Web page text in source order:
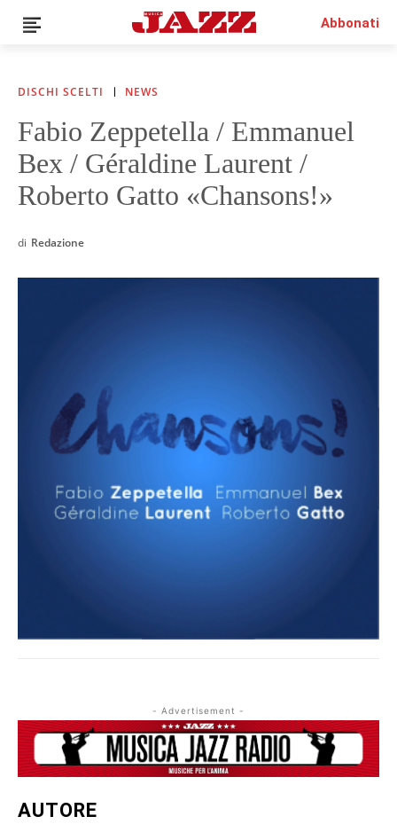
News
Interviste
Rubriche
Negozio
€0.00
Abbonati
DISCHI SCELTI NEWS
Fabio Zeppetella / Emmanuel
Bex / Géraldine Laurent /
Roberto Gatto «Chansons!»
di Redazione
- Advertisement -
AUTORE